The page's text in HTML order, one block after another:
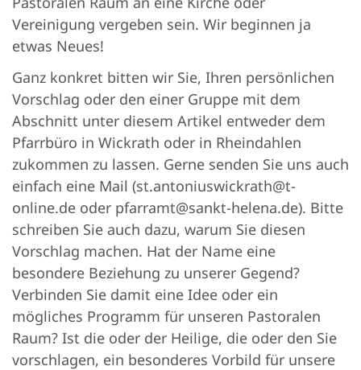
Vereinigung vergeben sein. Wir beginnen ja
etwas Neues!
Ganz konkret bitten wir Sie, Ihren persönlichen
Vorschlag oder den einer Gruppe mit dem
Abschnitt unter diesem Artikel entweder dem
Pfarrbüro in Wickrath oder in Rheindahlen
zukommen zu lassen. Gerne senden Sie uns auch
einfach eine Mail (st.antoniuswickrath@t-
online.de oder pfarramt@sankt-helena.de). Bitte
schreiben Sie auch dazu, warum Sie diesen
Vorschlag machen. Hat der Name eine
besondere Beziehung zu unserer Gegend?
Verbinden Sie damit eine Idee oder ein
mögliches Programm für unseren Pastoralen
Raum? Ist die oder der Heilige, die oder den Sie
vorschlagen, ein besonderes Vorbild für unsere